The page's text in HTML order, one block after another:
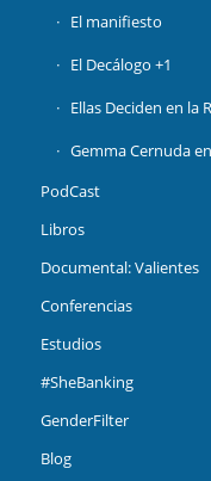
El manifiesto
El Decálogo +1
Ellas Deciden en la
Gemma Cernuda
PodCast
Libros
Documental: Valientes
Conferencias
Estudios
#SheBanking
GenderFilter
Blog